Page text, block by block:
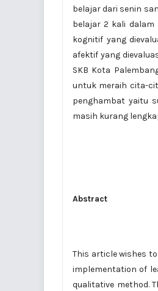
belajar dari senin
belajar 2 kali dalam
kognitif yang
afektif yang
SKB Kota
untuk meraih cita-
penghambat yaitu
masih kurang
Abstract
This article wishes
implementation of
qualitative method.